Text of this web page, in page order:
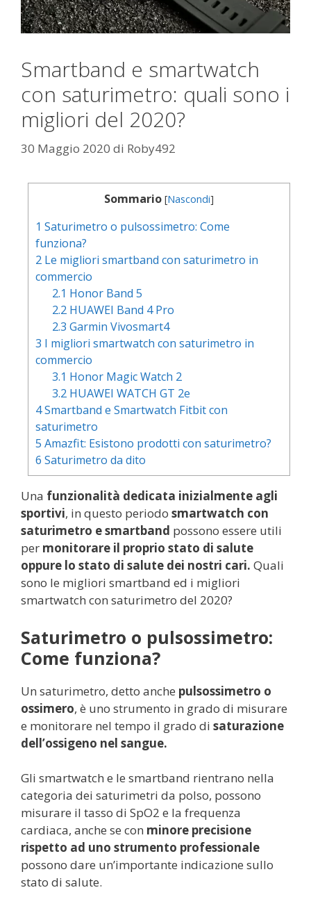
Smartband e smartwatch
con saturimetro: quali sono i
migliori del 2020?
30 Maggio 2020 di Roby492
Sommario [Nascondi]
1 Saturimetro o pulsossimetro: Come
funziona?
2 Le migliori smartband con saturimetro in
commercio
2.1 Honor Band 5
2.2 HUAWEI Band 4 Pro
2.3 Garmin Vivosmart4
3 I migliori smartwatch con saturimetro in
commercio
3.1 Honor Magic Watch 2
3.2 HUAWEI WATCH GT 2e
4Smartband e Smartwatch Fitbit con
saturimetro
5 Amazfit: Esistono prodotti con saturimetro?
6 Saturimetro da dito
Una funzionalità dedicata inizialmente agli
sportivi, in questo periodo smartwatch con
saturimetro e smartband possono essere utili
per monitorare il proprio stato di salute
oppure lo stato di salute dei nostri cari. Quali
sono le migliori smartband ed i migliori
smartwatch con saturimetro del 2020?
Saturimetro o pulsossimetro:
Come funziona?
Un saturimetro, detto anche pulsossimetro o
ossimero, è uno strumento in grado di misurare
e monitorare nel tempo il grado di saturazione
dell’ossigeno nel sangue.
Gli smartwatch e le smartband rientrano nella
categoria dei saturimetri da polso, possono
misurare il tasso di SpO2 e la frequenza
cardiaca, anche se con minore precisione
rispetto ad uno strumento professionale
possono dare un’importante indicazione sullo
stato di salute.